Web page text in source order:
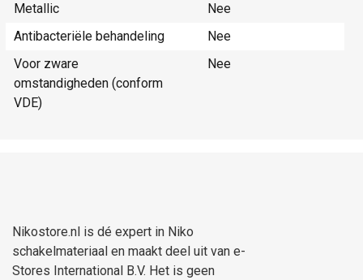
Metallic
Nee
Antibacteriële behandeling
Nee
Voor zware
omstandigheden (conform
VDE)
Nee
Nikostore.nl is dé expert in Niko
schakelmateriaal en maakt deel uit van e-
Stores International B.V. Het is geen